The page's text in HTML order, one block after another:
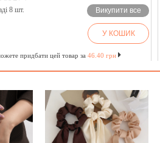
8 шт. Викупити все
У КОШИК
придбати цей товар за 46.40 грн